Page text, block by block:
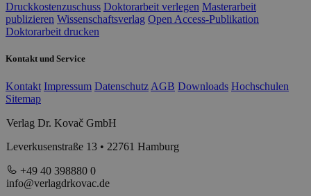
Druckkostenzuschuss Doktorarbeit verlegen Masterarbeit
publizieren Wissenschaftsverlag Open Access-Publikation
Doktorarbeit drucken
Kontakt und Service
Kontakt Impressum Datenschutz AGB Downloads Hochschulen
Sitemap
Verlag Dr. Kovač GmbH
Leverkusenstraße 13 • 22761 Hamburg
+49 40 398880 0
info@verlagdrkovac.de